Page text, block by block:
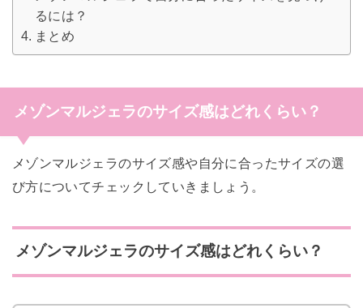
るには？
まとめ
メゾンマルジェラのサイズ感はどれくらい？
メゾンマルジェラのサイズ感や自分に合ったサイズの選
び方についてチェックしていきましょう。
メゾンマルジェラのサイズ感はどれくらい？